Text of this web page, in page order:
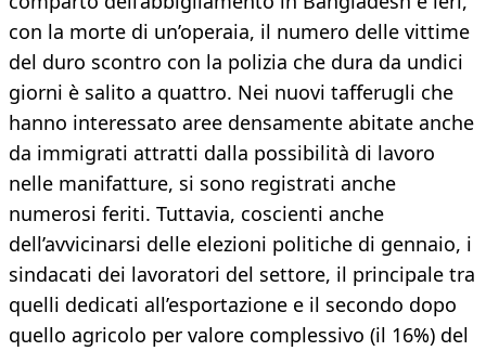
con la morte di un’operaia, il numero delle vittime
del duro scontro con la polizia che dura da undici
giorni è salito a quattro. Nei nuovi tafferugli che
hanno interessato aree densamente abitate anche
da immigrati attratti dalla possibilità di lavoro
nelle manifatture, si sono registrati anche
numerosi feriti. Tuttavia, coscienti anche
dell’avvicinarsi delle elezioni politiche di gennaio, i
sindacati dei lavoratori del settore, il principale tra
quelli dedicati all’esportazione e il secondo dopo
quello agricolo per valore complessivo (il 16%) del